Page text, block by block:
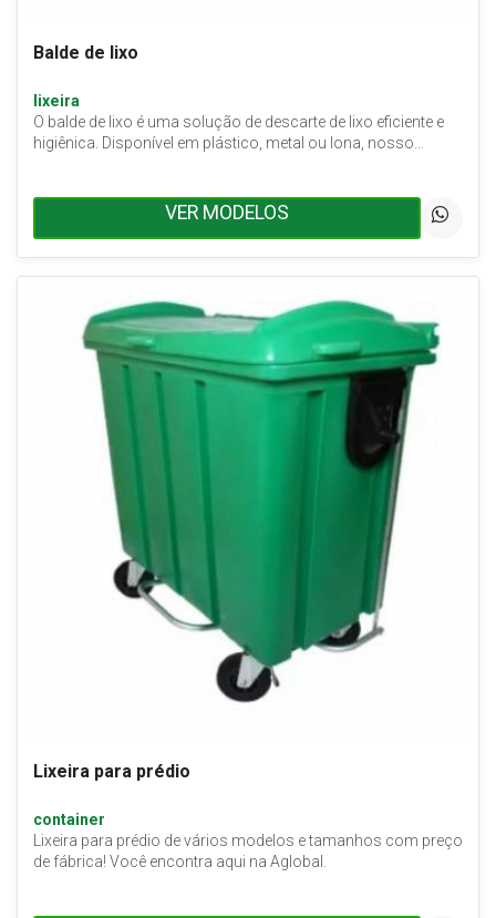
Balde de lixo
lixeira
O balde de lixo é uma solução de descarte de lixo eficiente e
higiênica. Disponível em plástico, metal ou lona, nosso…
VER MODELOS
Lixeira para prédio
container
Lixeira para prédio de vários modelos e tamanhos com preço
de fábrica! Você encontra aqui na Aglobal.